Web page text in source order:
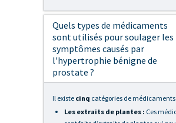
Quels types de médicaments
sont utilisés pour soulager les
symptômes causés par
l'hypertrophie bénigne de
prostate ?
Il existe cinq catégories de médicaments
Les extraits de plantes : Ces